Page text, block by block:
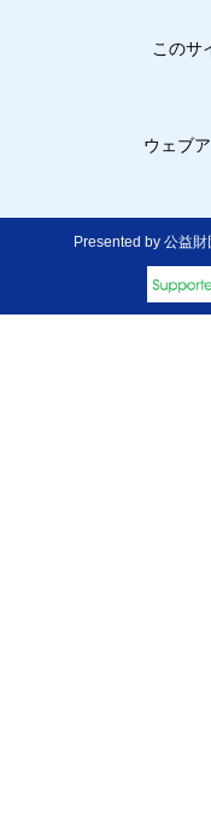
このサ
ウェブ
Presented by 公益